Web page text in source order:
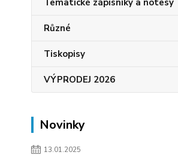
Tematické zápisníky a notesy
Různé
Tiskopisy
VÝPRODEJ 2026
Novinky
13.01.2025